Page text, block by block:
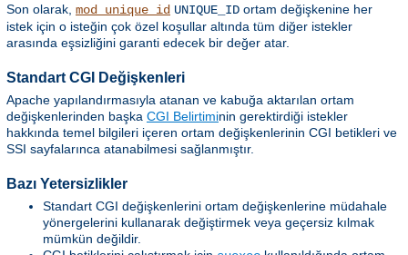
Son olarak, mod_unique_id UNIQUE_ID ortam değişkenine her
istek için o isteğin çok özel koşullar altında tüm diğer istekler
arasında eşsizliğini garanti edecek bir değer atar.
Standart CGI Değişkenleri
Apache yapılandırmasıyla atanan ve kabuğa aktarılan ortam
değişkenlerinden başka CGI Belirtiminin gerektirdiği istekler
hakkında temel bilgileri içeren ortam değişkenlerinin CGI betikleri ve
SSI sayfalarınca atanabilmesi sağlanmıştır.
Bazı Yetersizlikler
Standart CGI değişkenlerini ortam değişkenlerine müdahale
yönergelerini kullanarak değiştirmek veya geçersiz kılmak
mümkün değildir.